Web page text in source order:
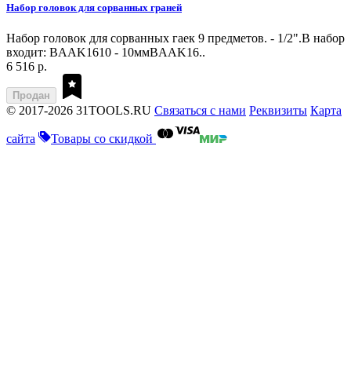
Набор головок для сорванных граней
Набор головок для сорванных гаек 9 предметов. - 1/2".В набор
входит: BAAK1610 - 10ммBAAK16..
6 516 р.
Продан
© 2017-2026 31TOOLS.RU Связаться с нами Реквизиты Карта
сайта Товары со скидкой